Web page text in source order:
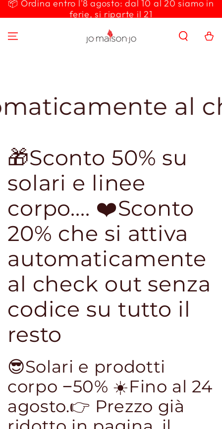
PASSA AL
📦 Ordina entro l'8 agosto: dal 10 al 20 siamo in
ferie, si riparte il 21
Carello
al
🎁Sconto 50% su
solari e linee
corpo.... ❤️Sconto
20% che si attiva
automaticamente
al check out senza
codice su tutto il
resto
😎Solari e prodotti
corpo −50% ☀️Fino al 24
agosto.👉 Prezzo già